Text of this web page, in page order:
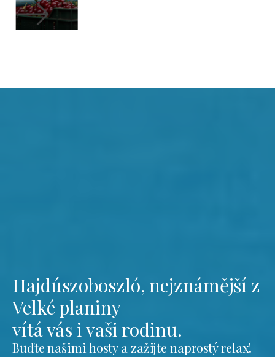
Hajdúszoboszló, nejznámější z
Velké planiny
vítá vás i vaši rodinu.
Buďte našimi hosty a zažijte naprostý relax!